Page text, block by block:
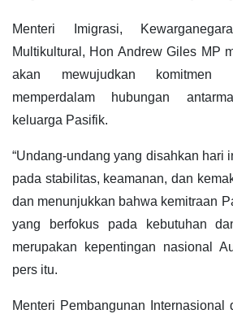
Menteri Imigrasi,
Multikultural, Hon Andrew Giles MP
akan mewujudkan komitmen
memperdalam hubungan
keluarga Pasifik.
“Undang-undang yang disahkan hari
pada stabilitas, keamanan, dan
dan menunjukkan bahwa kemitraan
yang berfokus pada kebutuhan
merupakan kepentingan nasional
pers itu.
Menteri Pembangunan Internasional